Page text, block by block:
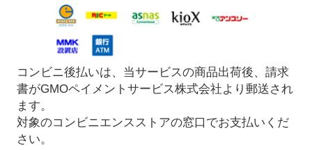
コンビニ後払いは、当サービスの商品出荷後、請求
書がGMOペイメントサービス株式会社より郵送され
ます。
対象のコンビニエンスストアの窓口でお支払いくだ
さい。